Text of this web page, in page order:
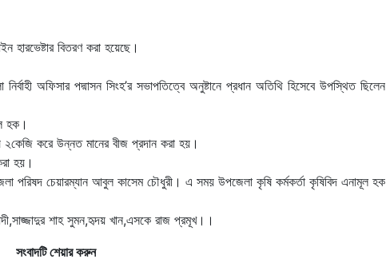
হারভেষ্টার বিতরণ করা হয়েছে।
অফিসার পদ্মাসন সিংহ’র সভাপতিত্বে অনুষ্টানে প্রধান অতিথি হিসেবে উপস্থিত ছিলেন
হক।
করে উন্নত মানের বীজ প্রদান করা হয়।
হয়।
পরিষদ চেয়ারম্যান আবুল কাসেম চৌধুরী। এ সময় উপজেলা কৃষি কর্মকর্তা কৃষিবিদ এনামূল হক
শাহ সুমন,হৃদয় খান,এসকে রাজ প্রমূখ।।
সংবাদটি শেয়ার করুন